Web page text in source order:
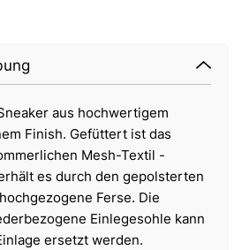
aus hochwertigem
Finish. Gefüttert ist das
Mesh-Textil -
es durch den gepolsterten
Ferse. Die
Einlegesohle kann
ersetzt werden.